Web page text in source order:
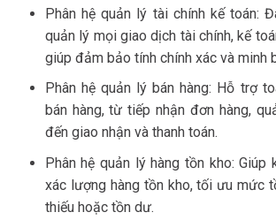
Phân hệ quản lý tài chính kế toán:
quản lý mọi giao dịch tài chính, kế
giúp đảm bảo tính chính xác và minh
Phân hệ quản lý bán hàng: Hỗ trợ
bán hàng, từ tiếp nhận đơn hàng,
đến giao nhận và thanh toán.
Phân hệ quản lý hàng tồn kho: Giúp
xác lượng hàng tồn kho, tối ưu mức
thiếu hoặc tồn dư.